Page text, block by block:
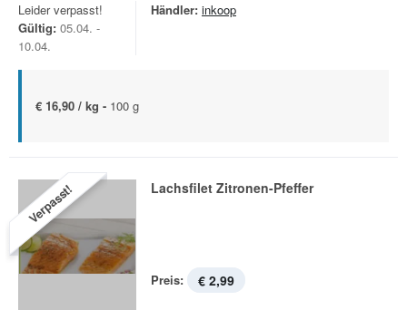
Leider verpasst!
Gültig: 05.04. -
10.04.
Händler: inkoop
€ 16,90 / kg - 100 g
Verpasst! Lachsfilet Zitronen-Pfeffer
Preis: € 2,99